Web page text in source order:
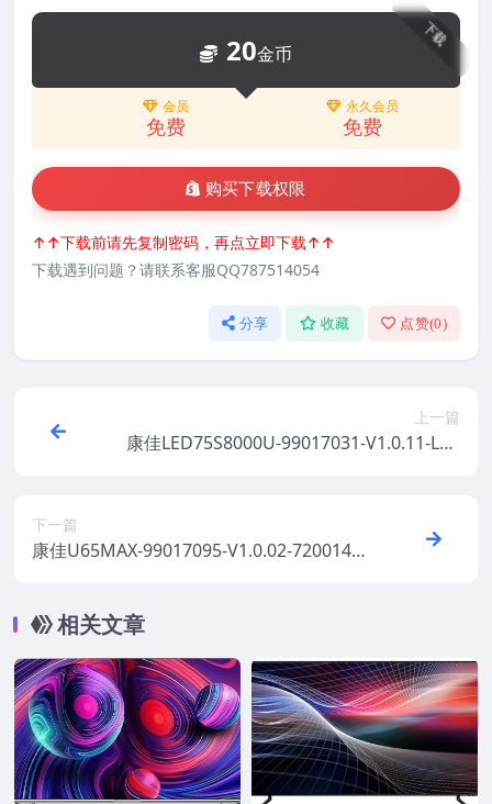
下载
20金币
会员
免费
永久会员
免费
购买下载权限
↑↑下载前请先复制密码，再点立即下载↑↑
下载遇到问题？请联系客服QQ787514054
分享 收藏 点赞(0)
上一篇
康佳LED75S8000U-99017031-V1.0.11-LC7
下一篇
康佳U65MAX-99017095-V1.0.02-72001459
相关文章